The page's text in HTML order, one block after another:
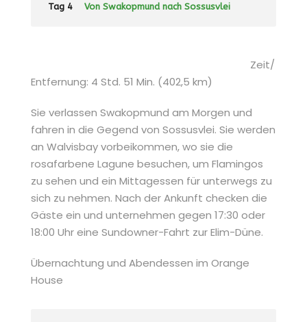
Tag 4 Von Swakopmund nach Sossusvlei
Zeit/
Entfernung: 4 Std. 51 Min. (402,5 km)
Sie verlassen Swakopmund am Morgen und
fahren in die Gegend von Sossusvlei. Sie werden
an Walvisbay vorbeikommen, wo sie die
rosafarbene Lagune besuchen, um Flamingos
zu sehen und ein Mittagessen für unterwegs zu
sich zu nehmen. Nach der Ankunft checken die
Gäste ein und unternehmen gegen 17:30 oder
18:00 Uhr eine Sundowner-Fahrt zur Elim-Düne.
Übernachtung und Abendessen im Orange
House